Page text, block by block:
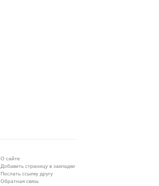
О сайте
Добавить страницу в закладки
Послать ссылку другу
Обратная связь